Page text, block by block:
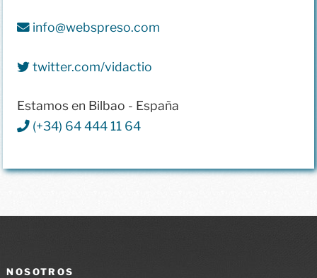
info@webspreso.com
twitter.com/vidactio
Estamos en Bilbao - España
(+34) 64 444 11 64
NOSOTROS